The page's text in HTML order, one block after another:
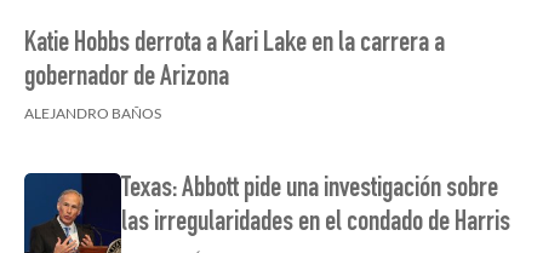
Katie Hobbs derrota a Kari Lake en la carrera a
gobernador de Arizona
ALEJANDRO BAÑOS
Texas: Abbott pide una investigación sobre
las irregularidades en el condado de Harris